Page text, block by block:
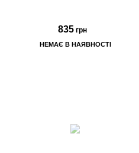
835 грн
НЕМАЄ В НАЯВНОСТІ